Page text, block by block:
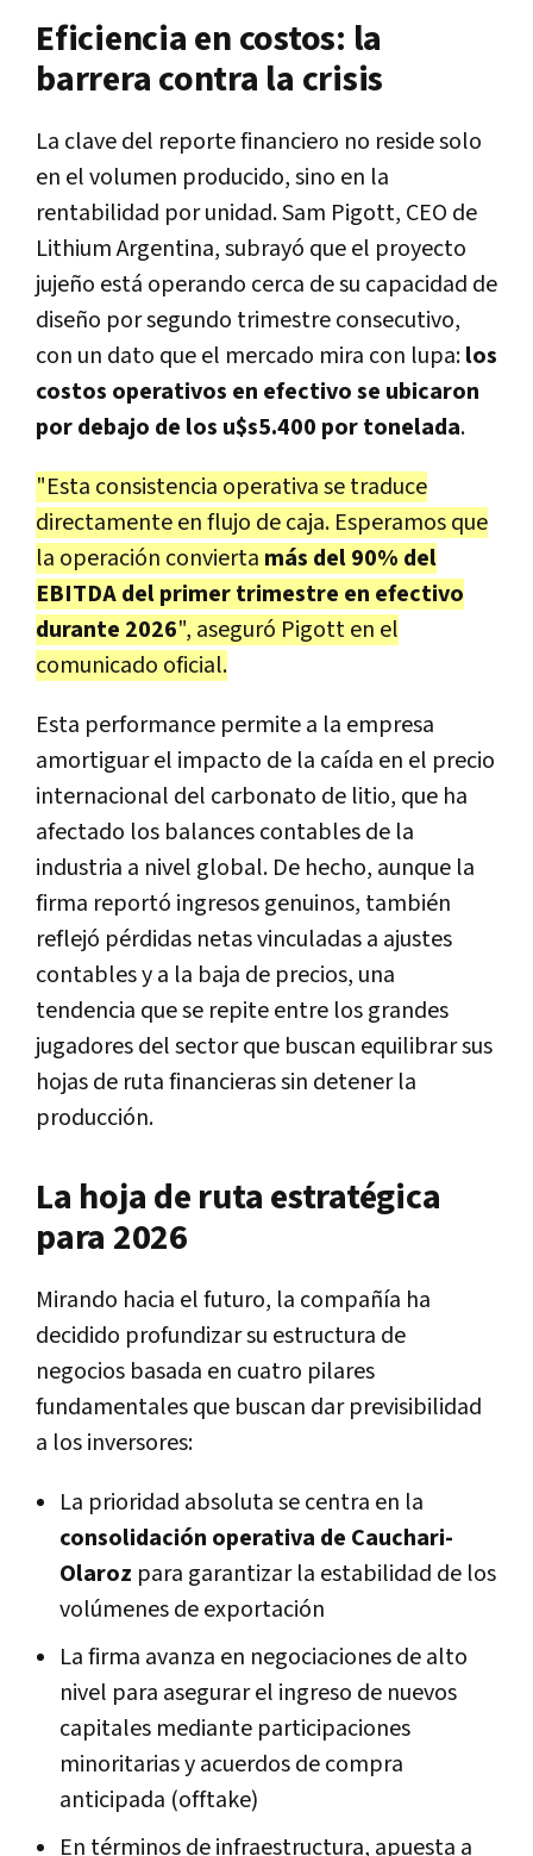
Eficiencia en costos: la
barrera contra la crisis
La clave del reporte financiero no reside solo
en el volumen producido, sino en la
rentabilidad por unidad. Sam Pigott, CEO de
Lithium Argentina, subrayó que el proyecto
jujeño está operando cerca de su capacidad de
diseño por segundo trimestre consecutivo,
con un dato que el mercado mira con lupa:los
costos operativos en efectivo se ubicaron
por debajo de los u$s5.400 por tonelada.
"Esta consistencia operativa se traduce
directamente en flujo de caja. Esperamos que
la operación convierta más del 90% del
EBITDA del primer trimestre en efectivo
durante 2026", aseguró Pigott en el
comunicado oficial.
Esta performance permite a la empresa
amortiguar el impacto de la caída en el precio
internacional del carbonato de litio, que ha
afectado los balances contables de la
industria a nivel global. De hecho, aunque la
firma reportó ingresos genuinos, también
reflejó pérdidas netas vinculadas a ajustes
contables y a la baja de precios, una
tendencia que se repite entre los grandes
jugadores del sector que buscan equilibrar sus
hojas de ruta financieras sin detener la
producción.
La hoja de ruta estratégica
para 2026
Mirando hacia el futuro, la compañía ha
decidido profundizar su estructura de
negocios basada en cuatro pilares
fundamentales que buscan dar previsibilidad
a los inversores:
La prioridad absoluta se centra en la
consolidación operativa de Cauchari-
Olaroz para garantizar la estabilidad de los
volúmenes de exportación
La firma avanza en negociaciones de alto
nivel para asegurar el ingreso de nuevos
capitales mediante participaciones
minoritarias y acuerdos de compra
anticipada (offtake)
En términos de infraestructura, apuesta a